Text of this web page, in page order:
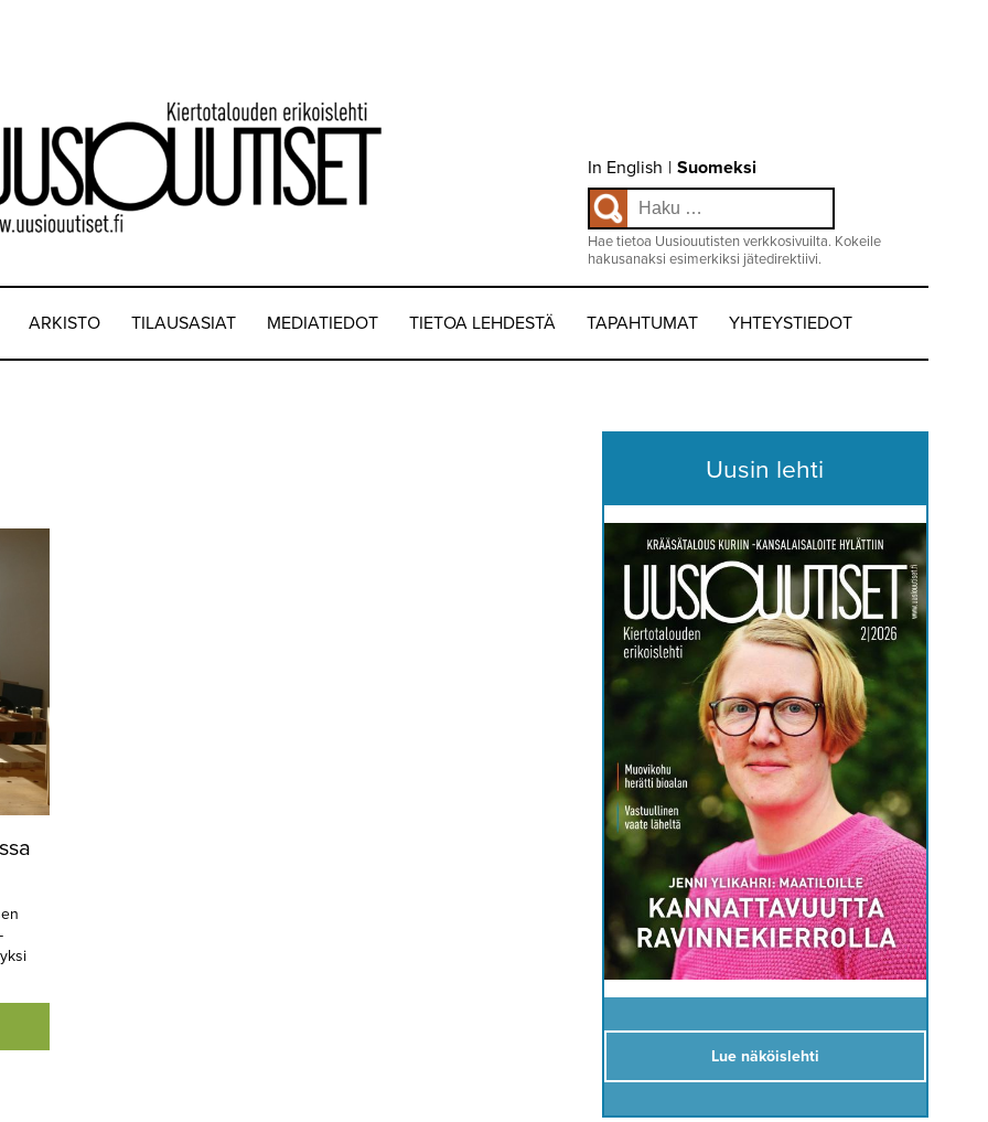
Choose
language
Valitse
kieli:
In English | Suomeksi
Haku:
Hae tietoa Uusiouutisten verkkosivuilta. Kokeile
hakusanaksi esimerkiksi jätedirektiivi.
ARKISTO TILAUSASIAT MEDIATIEDOT TIETOA LEHDESTÄ TAPAHTUMAT YHTEYSTIEDOT
Uusin lehti
Lue näköislehti